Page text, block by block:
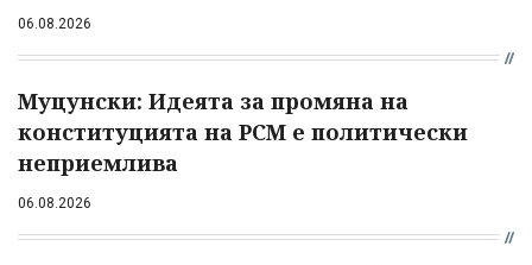
06.08.2026
Муцунски: Идеята за промяна на
конституцията на РСМ е политически
неприемлива
06.08.2026